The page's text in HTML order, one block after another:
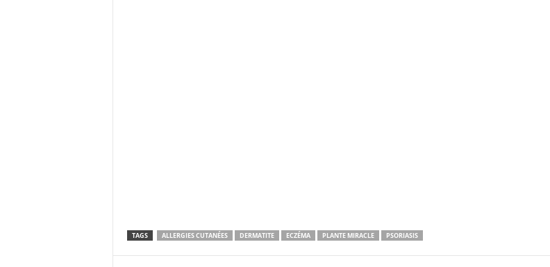
TAGS ALLERGIES CUTANÉES DERMATITE ECZÉMA PLANTE MIRACLE PSORIASIS